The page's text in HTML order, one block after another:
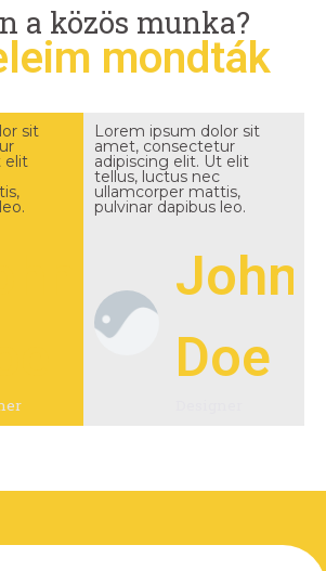
a közös munka?
mondták
sit
elit
Lorem ipsum dolor sit
amet, consectetur
adipiscing elit. Ut elit
tellus, luctus nec
ullamcorper mattis,
pulvinar dapibus leo.
John
Doe